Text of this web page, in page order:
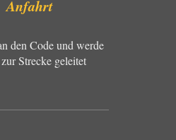
Anfahrt
den Code und werde
Strecke geleitet